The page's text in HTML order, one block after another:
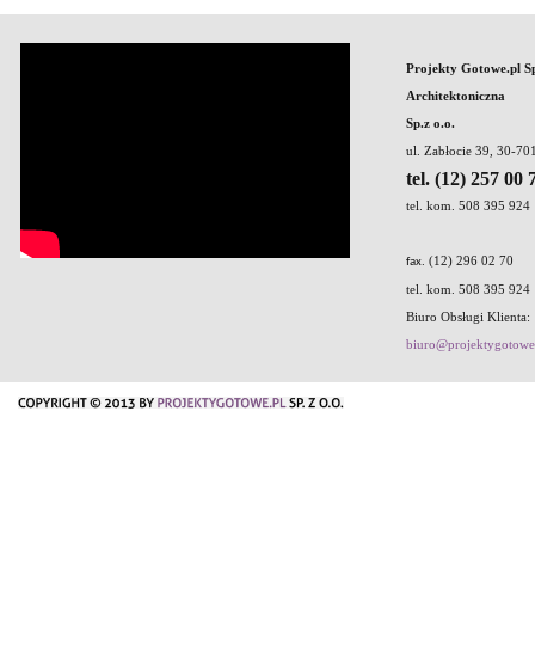
Projekty Gotowe.pl
Architektoniczna
Sp.z o.o.
ul. Zabłocie 39, 30-
tel. (12) 257 00
tel. kom. 508 395 924
fax . (12) 296 02 70
tel. kom. 508 395 924
Biuro Obsługi Klienta: